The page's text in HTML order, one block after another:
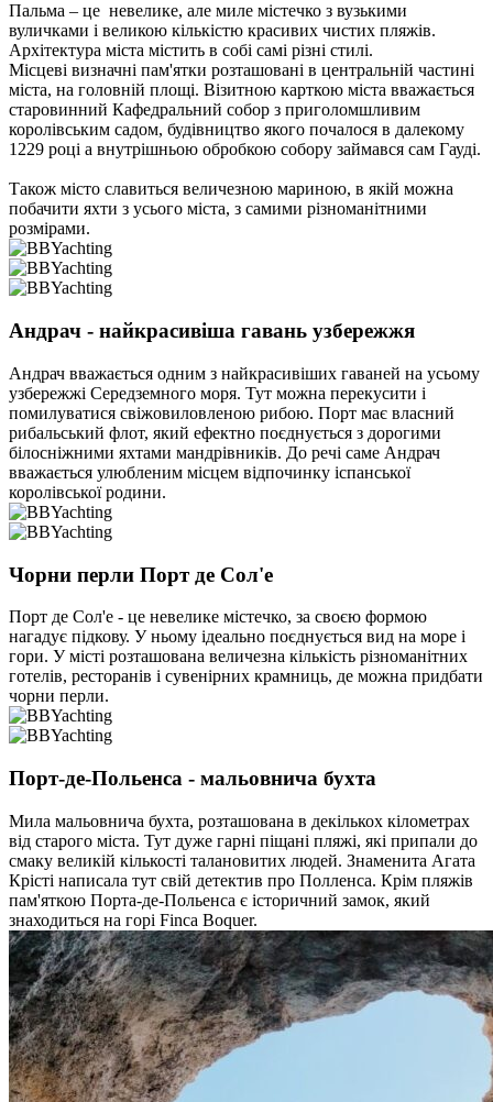
Пальма – це невелике, але миле містечко з вузькими
вуличками і великою кількістю красивих чистих пляжів.
Архітектура міста містить в собі самі різні стилі.
Місцеві визначні пам'ятки розташовані в центральній частині
міста, на головній площі. Візитною карткою міста вважається
старовинний Кафедральний собор з приголомшливим
королівським садом, будівництво якого почалося в далекому
1229 році а внутрішньою обробкою собору займався сам Гауді.
Також місто славиться величезною мариною, в якій можна
побачити яхти з усього міста, з самими різноманітними
розмірами.
Андрач - найкрасивіша гавань узбережжя
Андрач вважається одним з найкрасивіших гаваней на усьому
узбережжі Середземного моря. Тут можна перекусити і
помилуватися свіжовиловленою рибою. Порт має власний
рибальський флот, який ефектно поєднується з дорогими
білосніжними яхтами мандрівників. До речі саме Андрач
вважається улюбленим місцем відпочинку іспанської
королівської родини.
Чорни перли Порт де Сол'е
Порт де Сол'е - це невелике містечко, за своєю формою
нагадує підкову. У ньому ідеально поєднується вид на море і
гори. У місті розташована величезна кількість різноманітних
готелів, ресторанів і сувенірних крамниць, де можна придбати
чорни перли.
Порт-де-Польенса - мальовнича бухта
Мила мальовнича бухта, розташована в декількох кілометрах
від старого міста. Тут дуже гарні піщані пляжі, які припали до
смаку великій кількості талановитих людей. Знаменита Агата
Крісті написала тут свій детектив про Полленса. Крім пляжів
пам'яткою Порта-де-Польенса є історичний замок, який
знаходиться на горі Finca Boquer.